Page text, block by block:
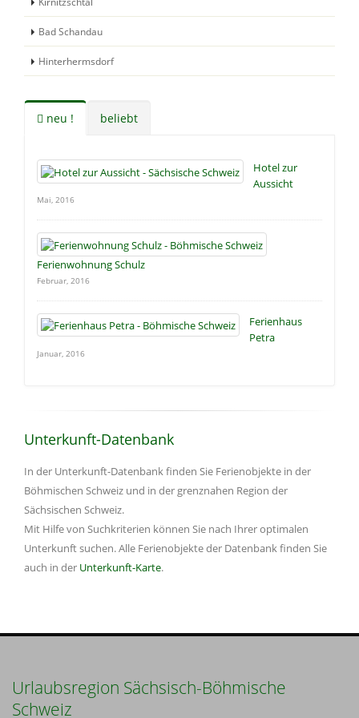
Bad Schandau
Hinterhermsdorf
neu ! beliebt
Hotel zur
Aussicht
Mai, 2016
Ferienwohnung Schulz
Februar, 2016
Ferienhaus
Petra
Januar, 2016
Unterkunft-Datenbank
In der Unterkunft-Datenbank finden Sie Ferienobjekte in der
Böhmischen Schweiz und in der grenznahen Region der
Sächsischen Schweiz.
Mit Hilfe von Suchkriterien können Sie nach Ihrer optimalen
Unterkunft suchen. Alle Ferienobjekte der Datenbank finden Sie
auch in der Unterkunft-Karte.
Urlaubsregion Sächsisch-Böhmische
Schweiz